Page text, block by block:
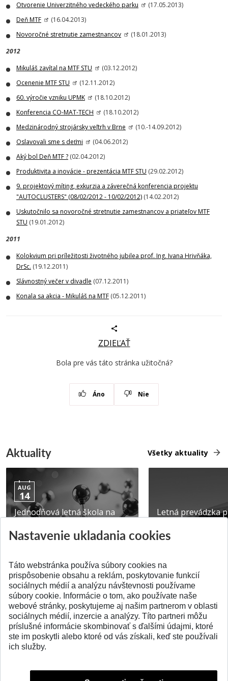
Otvorenie Univerzitného vedeckého parku
(17.05.2013)
Deň MTF
(16.04.2013)
Novoročné stretnutie zamestnancov
(18.01.2013)
2012
Mikuláš zavítal na MTF STU
(03.12.2012)
Ocenenie MTF STU
(12.11.2012)
60. výročie vzniku UPMK
(18.10.2012)
Konferencia CO-MAT-TECH
(18.10.2012)
Medzinárodný strojársky veľtrh v Brne
(10.-14.09.2012)
Oslavovali sme s deťmi
(04.06.2012)
Aký bol Deň MTF ? (02.04.2012)
Produktivita a inovácie - prezentácia MTF STU (29.02.2012)
9. projektový míting, exkurzia a záverečná konferencia projektu
"AUTOCLUSTERS" (08/02/2012 - 10/02/2012) (14.02.2012)
Uskutočnilo sa novoročné stretnutie zamestnancov a priateľov MTF
STU (19.01.2012)
2011
Kolokvium pri príležitosti životného jubilea prof. Ing. Ivana Hrivňáka,
DrSc. (19.12.2011)
Slávnostný večer v divadle (07.12.2011)
Konala sa akcia - Mikuláš na MTF (05.12.2011)
ZDIEĽAŤ
Bola pre vás táto stránka užitočná?
Áno Nie
Aktuality Všetky aktuality
AUG
14
Jednodňová letná škola na
Pridané 28.07.2026
Letná prevádzka
Pridané 23.06.2026
SPÄŤ NA VRCH
Nastavenie ukladania cookies
Táto webstránka používa súbory cookies na
prispôsobenie obsahu a reklám, poskytovanie funkcií
sociálnych médií a analýzu návštevnosti používame
súbory cookie. Informácie o tom, ako používate naše
webové stránky, poskytujeme aj našim partnerom v oblasti
sociálnych médií, inzercie a analýzy. Títo partneri môžu
príslušné informácie skombinovať s ďalšími údajmi, ktoré
ste im poskytli alebo ktoré od vás získali, keď ste používali
ich služby.